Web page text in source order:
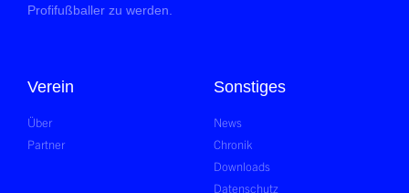
Profifußballer zu werden.
Verein
Über
Partner
Sonstiges
News
Chronik
Downloads
Datenschutz